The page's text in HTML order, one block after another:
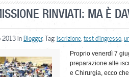
RINVIATI: MA È
2013 inBlogger. Tag:iscrizione test d'ingresso
Proprio venerdì 7
preparazione alle
e Chirurgia, ecco